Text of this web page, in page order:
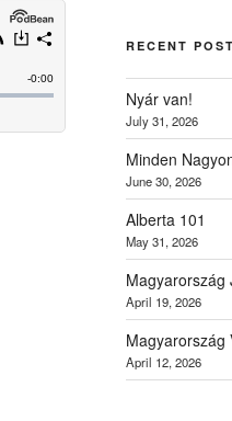
RECENT
Nyár van!
July 31, 2026
Minden
June 30, 2026
Alberta 101
May 31, 2026
Magyarország
April 19, 2026
Magyarország
April 12, 2026